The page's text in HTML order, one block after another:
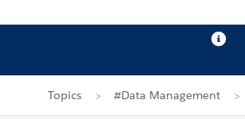
Topics #Data Management